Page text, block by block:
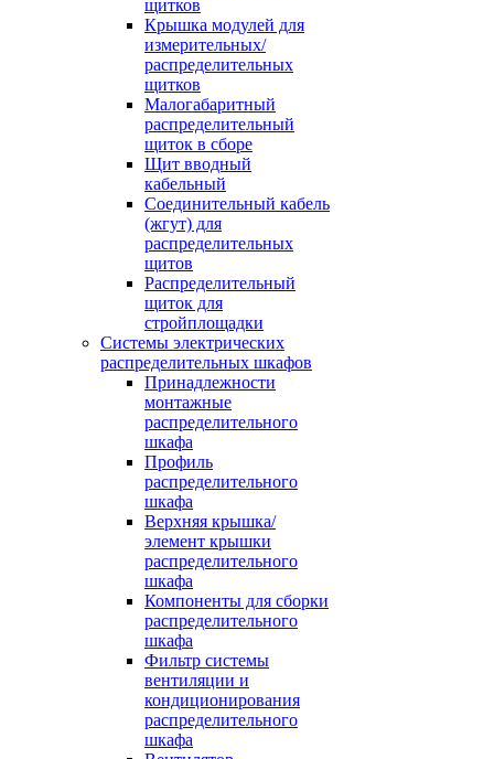
щитков
Крышка модулей для
измерительных/
распределительных
щитков
Малогабаритный
распределительный
щиток в сборе
Щит вводный
кабельный
Соединительный кабель
(жгут) для
распределительных
щитов
Распределительный
щиток для
стройплощадки
Системы электрических
распределительных шкафов
Принадлежности
монтажные
распределительного
шкафа
Профиль
распределительного
шкафа
Верхняя крышка/
элемент крышки
распределительного
шкафа
Компоненты для сборки
распределительного
шкафа
Фильтр системы
вентиляции и
кондиционирования
распределительного
шкафа